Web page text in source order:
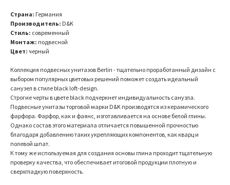
Страна: Германия
Производитель: D&K
Стиль: современный
Монтаж: подвесной
Цвет: черный
Коллекция подвесных унитазов Berlin - тщательно проработанный дизайн с
выбором популярных цветовых решений поможет создать идеальный
санузел в стиле black loft-design.
Строгие черты в цвете black подчеркнет индивидуальность санузла.
Подвесные унитазы торговой марки D&K производятся из керамического
фарфора. Фарфор, как и фаянс, изготавливается на основе белой глины.
Однако состав этого материала отличается повышенной прочностью
благодаря добавлению таких укрепляющих компонентов, как кварц и
полевой шпат.
К тому же используемая для создания основы глина проходит тщательную
проверку качества, что обеспечивает итоговой продукции плотную и
сверхгладкую поверхность.